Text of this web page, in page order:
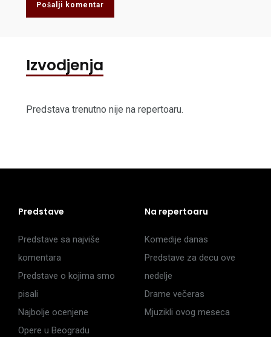
Pošalji komentar
Izvodjenja
Predstava trenutno nije na repertoaru.
Predstave
Predstave sa najviše
komentara
Predstave o kojima smo
pisali
Najbolje ocenjene
Opere u Beogradu
Na repertoaru
Komedije danas
Predstave za decu ove
nedelje
Drame večeras
Mjuzikli ovog meseca